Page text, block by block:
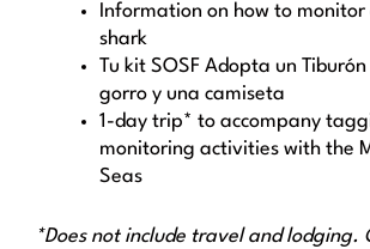
Information on how to
shark
Tu kit SOSF Adopta un
gorro y una camiseta
1-day trip* to accompany
monitoring activities with the
Seas
*Does not include travel and lodging.